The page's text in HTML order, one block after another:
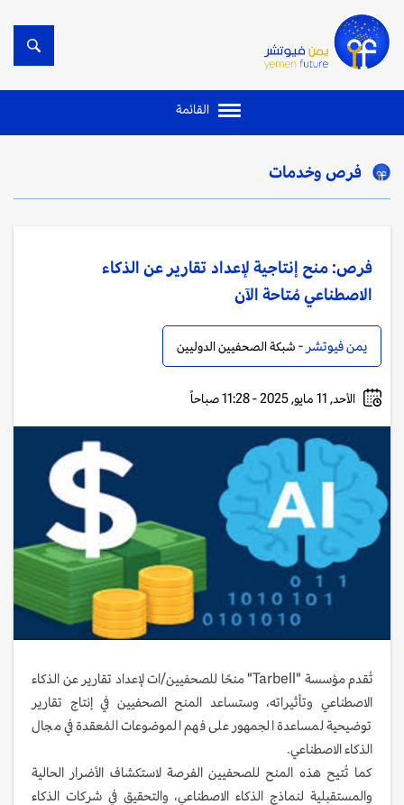
القائمة
فرص وخدمات
فرص: منح إنتاجية لإعداد تقارير عن الذكاء
الاصطناعي مُتاحة الآن
يمن فيوتشر - شبكة الصحفيين الدوليين
الأحد, 11 مايو, 2025 - 11:28 صباحاً
تُقدم مؤسسة "Tarbell" منحًا للصحفيين/ات لإعداد تقارير عن الذكاء
الاصطناعي وتأثيراته، وستساعد المنح الصحفيين في إنتاج تقارير
توضيحية لمساعدة الجمهور على فهم الموضوعات المُعقدة في مجال
الذكاء الاصطناعي.
كما تُتيح هذه المنح للصحفيين الفرصة لاستكشاف الأضرار الحالية
والمستقبلية لنماذج الذكاء الاصطناعي، والتحقيق في شركات الذكاء